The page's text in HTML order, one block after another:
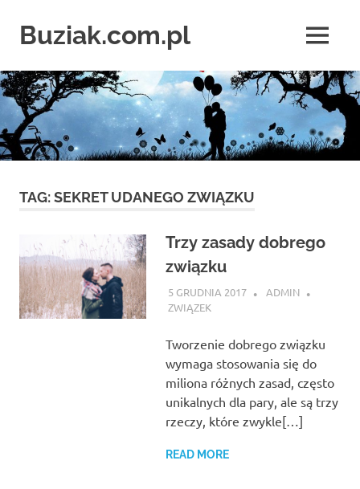
contentBuziak.com.pl
o
portalach
randkowych
MENU
TAG:SEKRET UDANEGO ZWIĄZKU
Trzy zasady dobrego
związku
5 GRUDNIA 2017
ADMIN
ZWIĄZEK
Tworzenie dobrego związku
wymaga stosowania się do
miliona różnych zasad, często
unikalnych dla pary, ale są trzy
rzeczy, które zwykle[…]
READ MORE